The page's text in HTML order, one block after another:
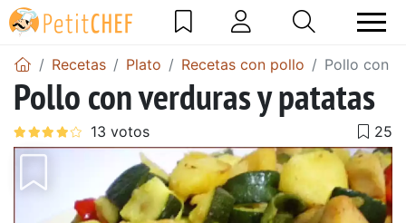
Recetas Plato Recetas con pollo Pollo con
Pollo con verduras y patatas